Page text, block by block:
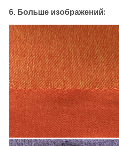
6. Больше изображений: